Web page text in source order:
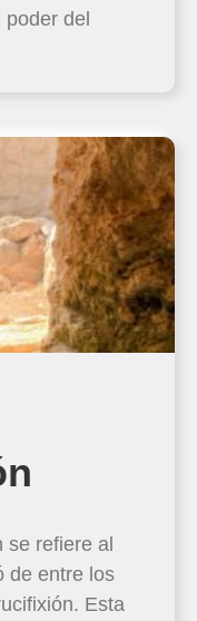
poder del
se refiere al
de entre los
Esta